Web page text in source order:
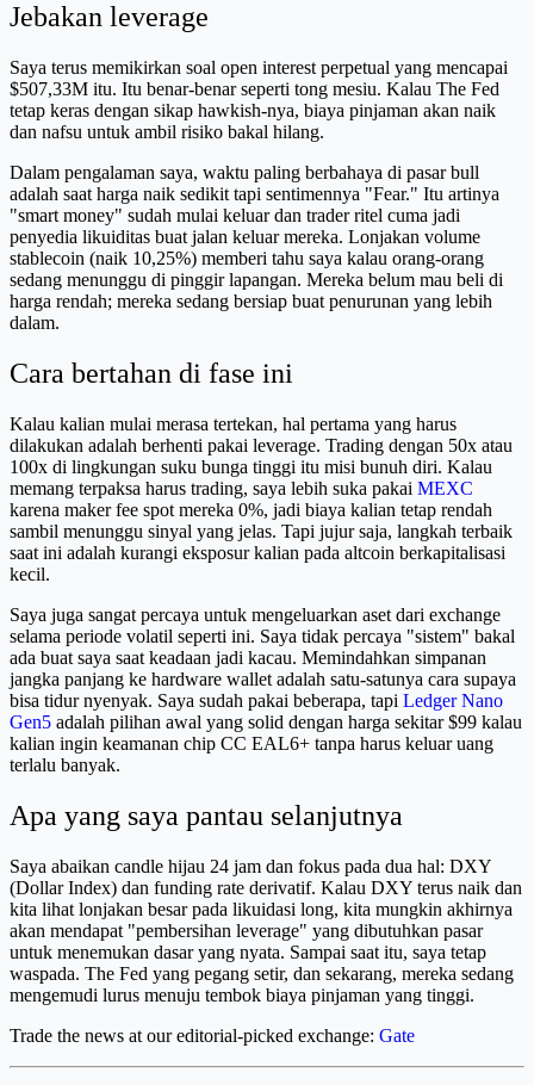
Jebakan leverage
Saya terus memikirkan soal open interest perpetual yang mencapai
$507,33M itu. Itu benar-benar seperti tong mesiu. Kalau The Fed
tetap keras dengan sikap hawkish-nya, biaya pinjaman akan naik
dan nafsu untuk ambil risiko bakal hilang.
Dalam pengalaman saya, waktu paling berbahaya di pasar bull
adalah saat harga naik sedikit tapi sentimennya "Fear." Itu artinya
"smart money" sudah mulai keluar dan trader ritel cuma jadi
penyedia likuiditas buat jalan keluar mereka. Lonjakan volume
stablecoin (naik 10,25%) memberi tahu saya kalau orang-orang
sedang menunggu di pinggir lapangan. Mereka belum mau beli di
harga rendah; mereka sedang bersiap buat penurunan yang lebih
dalam.
Cara bertahan di fase ini
Kalau kalian mulai merasa tertekan, hal pertama yang harus
dilakukan adalah berhenti pakai leverage. Trading dengan 50x atau
100x di lingkungan suku bunga tinggi itu misi bunuh diri. Kalau
memang terpaksa harus trading, saya lebih suka pakai MEXC
karena maker fee spot mereka 0%, jadi biaya kalian tetap rendah
sambil menunggu sinyal yang jelas. Tapi jujur saja, langkah terbaik
saat ini adalah kurangi eksposur kalian pada altcoin berkapitalisasi
kecil.
Saya juga sangat percaya untuk mengeluarkan aset dari exchange
selama periode volatil seperti ini. Saya tidak percaya "sistem" bakal
ada buat saya saat keadaan jadi kacau. Memindahkan simpanan
jangka panjang ke hardware wallet adalah satu-satunya cara supaya
bisa tidur nyenyak. Saya sudah pakai beberapa, tapi Ledger Nano
Gen5 adalah pilihan awal yang solid dengan harga sekitar $99 kalau
kalian ingin keamanan chip CC EAL6+ tanpa harus keluar uang
terlalu banyak.
Apa yang saya pantau selanjutnya
Saya abaikan candle hijau 24 jam dan fokus pada dua hal: DXY
(Dollar Index) dan funding rate derivatif. Kalau DXY terus naik dan
kita lihat lonjakan besar pada likuidasi long, kita mungkin akhirnya
akan mendapat "pembersihan leverage" yang dibutuhkan pasar
untuk menemukan dasar yang nyata. Sampai saat itu, saya tetap
waspada. The Fed yang pegang setir, dan sekarang, mereka sedang
mengemudi lurus menuju tembok biaya pinjaman yang tinggi.
Trade the news at our editorial-picked exchange: Gate